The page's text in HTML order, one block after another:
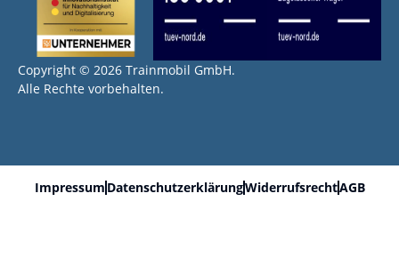
Copyright © 2026 Trainmobil GmbH.
Alle Rechte vorbehalten.
Impressum DatenschutzerklärungWiderrufsrechtAGB